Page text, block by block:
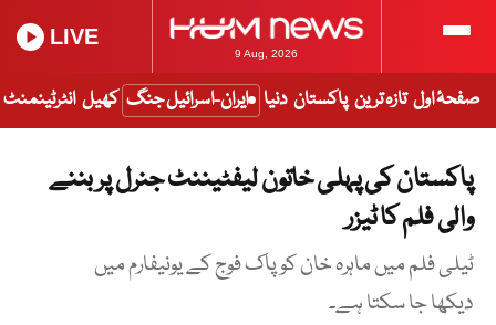
9 Aug, 2026
LIVE
صفحۂ اول تازہ ترین پاکستان دنیا ایران-اسرائیل جنگ کھیل انٹرٹینمنٹ
پاکستان کی پہلی خاتون لیفٹیننٹ جنرل پر بننے
والی فلم کا ٹیزر
ٹیلی فلم میں ماہرہ خان کو پاک فوج کے یونیفارم میں
دیکھا جا سکتا ہے۔